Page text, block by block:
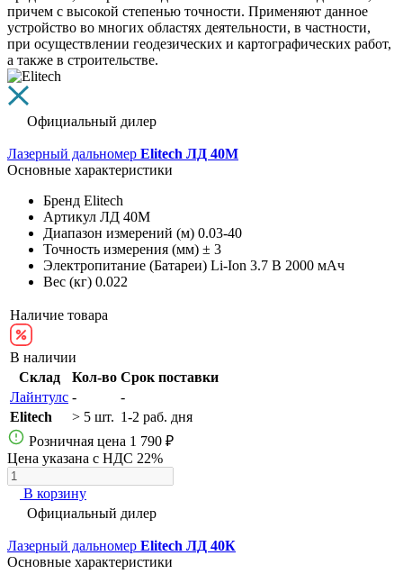
причем с высокой степенью точности. Применяют данное
устройство во многих областях деятельности, в частности,
при осуществлении геодезических и картографических работ,
а также в строительстве.
Официальный дилер
Лазерный дальномер Elitech ЛД 40М
Основные характеристики
Бренд Elitech
Артикул ЛД 40М
Диапазон измерений (м) 0.03-40
Точность измерения (мм) ± 3
Электропитание (Батареи) Li-Ion 3.7 В 2000 мАч
Вес (кг) 0.022
Наличие товара
В наличии
Склад
Кол-во Срок поставки
Лайнтулс -
-
Elitech
> 5 шт. 1-2 раб. дня
Розничная цена 1 790 ₽
Цена указана с НДС 22%
В корзину
Официальный дилер
Лазерный дальномер Elitech ЛД 40К
Основные характеристики